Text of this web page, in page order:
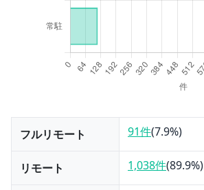
フルリモート 91件(7.9%)
リモート 1,038件(89.9%)